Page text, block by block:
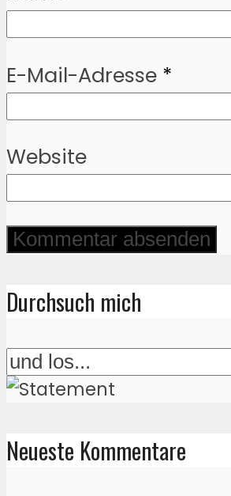
E-Mail-Adresse *
Website
Durchsuch mich
Neueste Kommentare